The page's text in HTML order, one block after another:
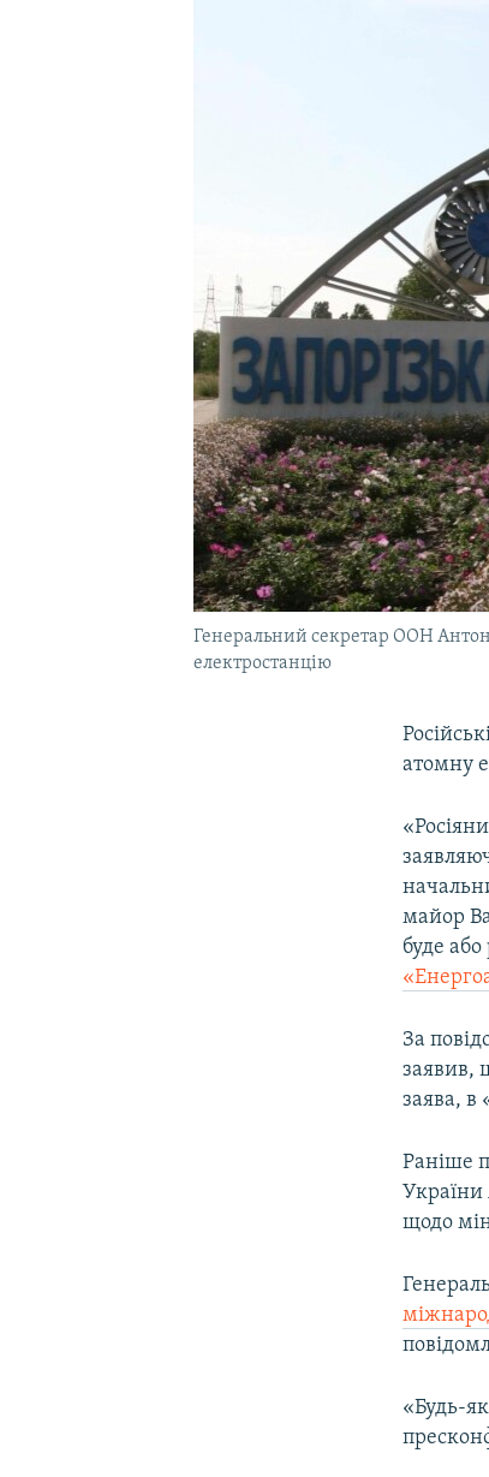
Генеральний секретар ООН
електростанцію
атомну
майор
буде
За
заявив,
заява, в
Раніше
України
щодо
«Будь-